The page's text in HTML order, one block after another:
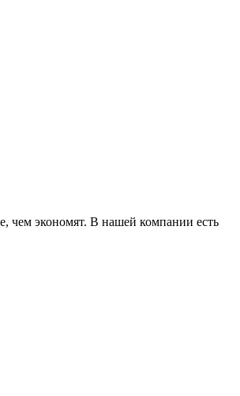
чем экономят. В нашей компании есть